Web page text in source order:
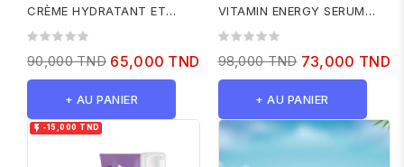
CRÈME HYDRATANT ET
ÉCLAIRCISSANT - NORMALE
90,000 TND 65,000 TND
+ AU PANIER
VITAMIN ENERGY SERUM
30ML + C+E EAU
98,000 TND 73,000 TND
+ AU PANIER
 -15,000 TND